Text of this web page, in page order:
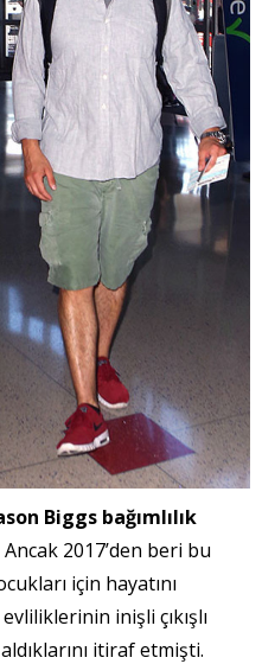
Biggs bağımlılık
Ancak 2017’den beri bu
için hayatını
inişli çıkışlı
itiraf etmişti.